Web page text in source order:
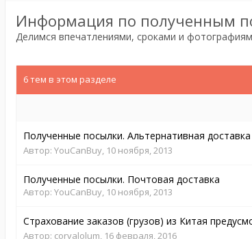
Информация по полученным
Делимся впечатлениями, сроками и
6 тем в этом разделе
Полученные посылки. Альтернативная доставка
Автор: YouCanBuy, 10 ноября, 2013
Полученные посылки. Почтовая доставка
Автор: YouCanBuy, 10 ноября, 2013
Страхование заказов (грузов) из Китая
Автор: corvalolum, 16 февраля, 2016